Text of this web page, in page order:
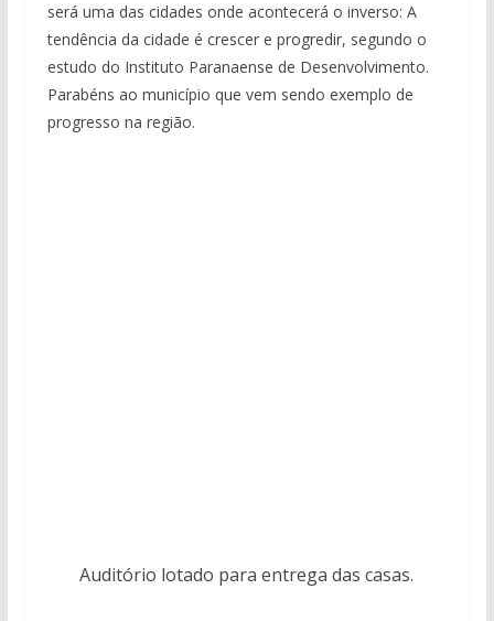
será uma das cidades onde acontecerá o inverso: A
tendência da cidade é crescer e progredir, segundo o
estudo do Instituto Paranaense de Desenvolvimento.
Parabéns ao município que vem sendo exemplo de
progresso na região.
Auditório lotado para entrega das casas.